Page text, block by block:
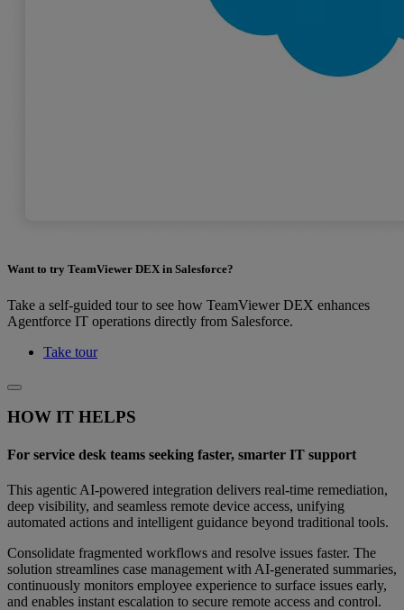
Want to try TeamViewer DEX in Salesforce?
Take a self-guided tour to see how TeamViewer DEX enhances
Agentforce IT operations directly from Salesforce.
Take tour
HOW IT HELPS
For service desk teams seeking faster, smarter IT support
This agentic AI‑powered integration delivers real‑time remediation,
deep visibility, and seamless remote device access, unifying
automated actions and intelligent guidance beyond traditional tools.
Consolidate fragmented workflows and resolve issues faster. The
solution streamlines case management with AI‑generated summaries,
continuously monitors employee experience to surface issues early,
and enables instant escalation to secure remote access and control.